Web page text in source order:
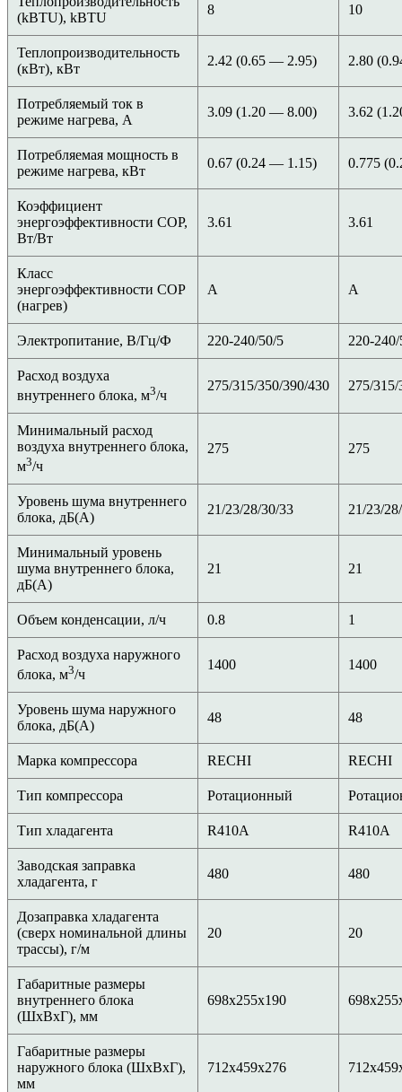
(kBTU), kBTU
8 10
Теплопроизводительность
(кВт), кВт
2.42 (0.65 — 2.95) 2.80
Потребляемый ток в
режиме нагрева, А
3.09 (1.20 — 8.00) 3.62
Потребляемая мощность в
режиме нагрева, кВт
0.67 (0.24 — 1.15) 0.775
Коэффициент
энергоэффективности COP,
Вт/Вт
3.61 3.61
Класс
энергоэффективности COP
(нагрев)
A A
Электропитание, В/Гц/Ф 220-240/50/5 220-
Расход воздуха
внутреннего блока, м3/ч
275/315/350/390/430 275/
Минимальный расход
воздуха внутреннего блока,
м3/ч
275 275
Уровень шума внутреннего
блока, дБ(А)
21/23/28/30/33 21/23/
Минимальный уровень
шума внутреннего блока,
дБ(А)
21 21
Объем конденсации, л/ч 0.8 1
Расход воздуха наружного
блока, м3/ч
1400 1400
Уровень шума наружного
блока, дБ(А)
48 48
Марка компрессора RECHI RECHI
Тип компрессора Ротационный
Тип хладагента R410A R410A
Заводская заправка
хладагента, г
480 480
Дозаправка хладагента
(сверх номинальной длины
трассы), г/м
20 20
Габаритные размеры
внутреннего блока
(ШxВxГ), мм
698x255x190
Габаритные размеры
наружного блока (ШxВxГ),
мм
712x459x276